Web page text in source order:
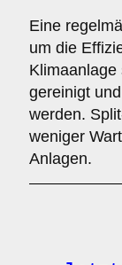
Eine
um die
Klimaanlage
gereinigt
werden.
weniger
Anlagen.